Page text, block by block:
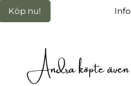
Köp nu! Info
Andra köpte även